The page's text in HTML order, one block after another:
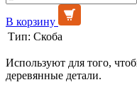
В корзину
Тип: Скоба
Используют для того,
деревянные детали.